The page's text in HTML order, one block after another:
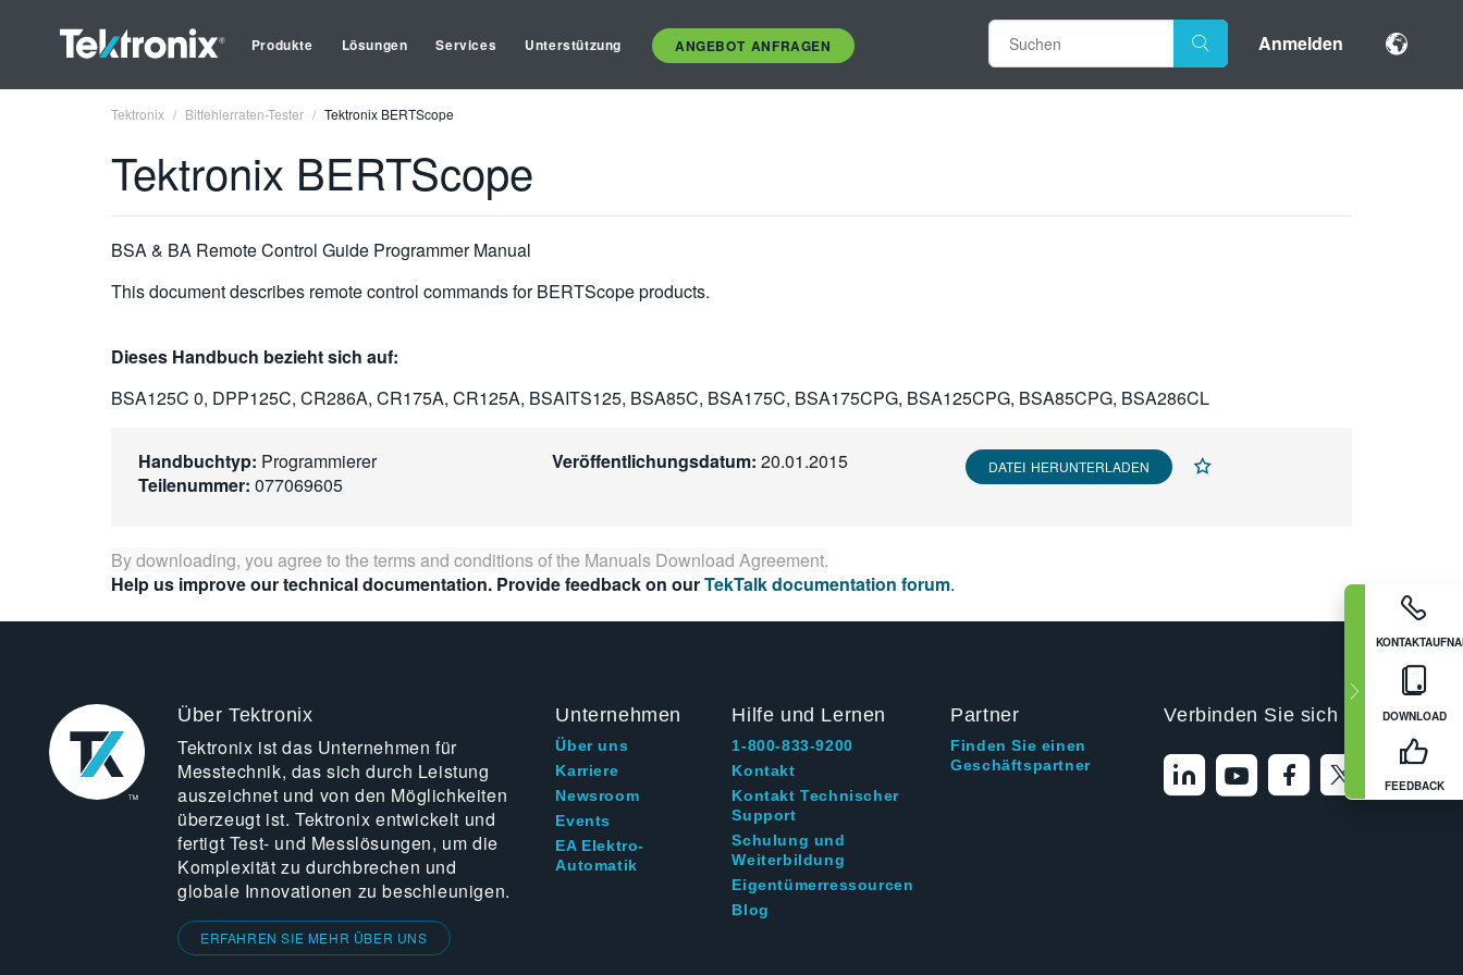
Produkte Lösungen Services Unterstützung ANGEBOT ANFRAGEN Anmelden
DOWNLOAD
FEEDBACK
Tektronix Bitfehlerraten-Tester Tektronix BERTScope
Tektronix BERTScope
BSA & BA Remote Control Guide Programmer Manual
This document describes remote control commands for BERTScope products.
Dieses Handbuch bezieht sich auf:
BSA125C 0, DPP125C, CR286A, CR175A, CR125A, BSAITS125, BSA85C, BSA175C, BSA175CPG, BSA125CPG, BSA85CPG, BSA286CL
Handbuchtyp: Programmierer
Teilenummer: 077069605
Veröffentlichungsdatum: 20.01.2015 DATEI HERUNTERLADEN
By downloading, you agree to the terms and conditions of the Manuals Download Agreement.
Help us improve our technical documentation. Provide feedback on ourTekTalk documentation forum.
Über Tektronix
Tektronix ist das Unternehmen für
Messtechnik, das sich durch Leistung
auszeichnet und von den Möglichkeiten
überzeugt ist. Tektronix entwickelt und
fertigt Test- und Messlösungen, um die
Komplexität zu durchbrechen und
globale Innovationen zu beschleunigen.
ERFAHREN SIE MEHR ÜBER UNS
Unternehmen
Über uns
Karriere
Newsroom
Events
EA Elektro-
Automatik
Hilfe und Lernen
1-800-833-9200
Kontakt
Kontakt Technischer
Support
Schulung und
Weiterbildung
Eigentümerressourcen
Blog
Partner
Finden Sie einen
Geschäftspartner
Verbinden Sie sich mit uns